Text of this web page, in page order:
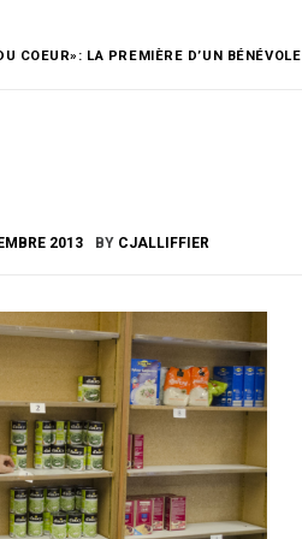
COEUR»: LA PREMIÈRE D’UN BÉNÉVOLE
2013 BY CJALLIFFIER